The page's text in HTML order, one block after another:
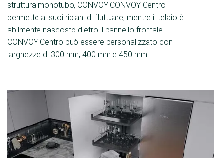
struttura monotubo, CONVOY CONVOY Centro
permette ai suoi ripiani di fluttuare, mentre il telaio è
abilmente nascosto dietro il pannello frontale.
CONVOY Centro può essere personalizzato con
larghezze di 300 mm, 400 mm e 450 mm.